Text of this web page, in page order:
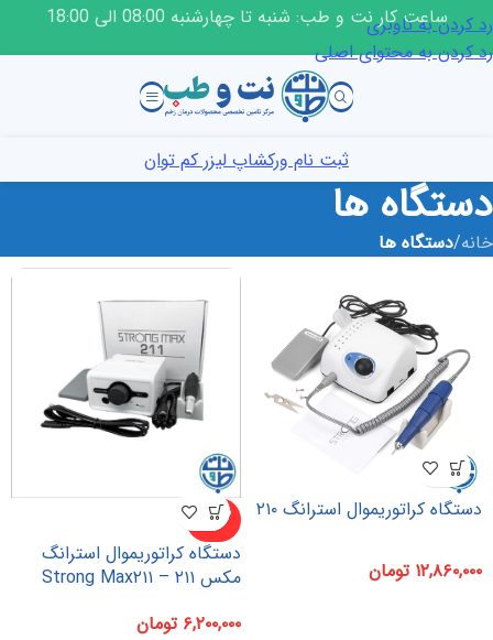
رد کردن به ناوبری
رد کردن به محتوای اصلی
ساعت کار نت و طب: شنبه تا چهارشنبه 08:00 الی 18:00
ثبت نام ورکشاپ لیزر کم توان
دستگاه ها
خانه/دستگاه ها
دستگاه کراتوریموال استرانگ ۲۱۰
۱۲,۸۶۰,۰۰۰ تومان
ناموجو
د
دستگاه کراتوریموال استرانگ
مکس ۲۱۱ – Strong Max۲۱۱
۶,۲۰۰,۰۰۰ تومان